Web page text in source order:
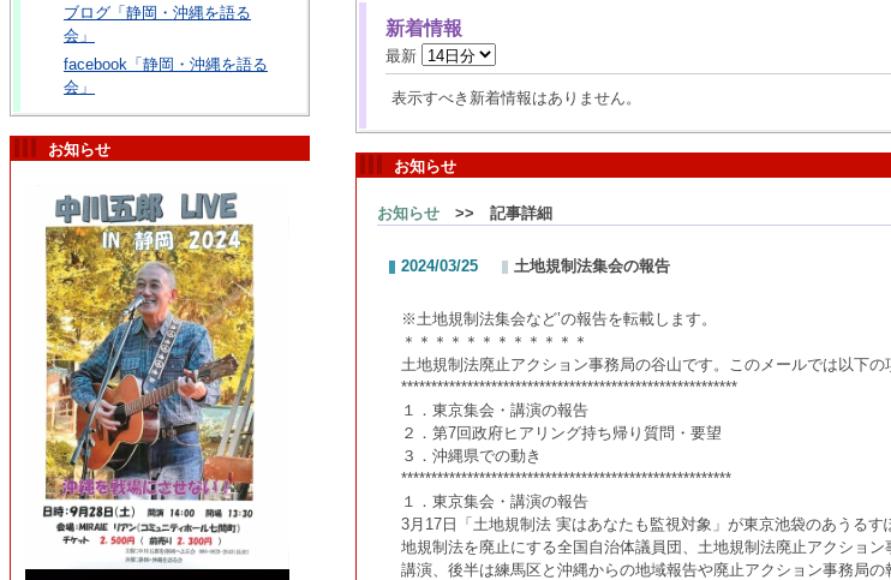
ブログ「静岡・沖縄を語る
会」
facebook「静岡・沖縄を語る
会」
お知らせ
新着情報
最新
表示すべき新着情報はありません。
お知らせ
お知らせ >> 記事詳細
2024/03/25 土地規制法集会の報告
※土地規制法集会など’の報告を転載します。
＊＊＊＊＊＊＊＊＊＊＊＊
土地規制法廃止アクション事務局の谷山です。このメールでは以下の
********************************************************
１．東京集会・講演の報告
２．第7回政府ヒアリング持ち帰り質問・要望
３．沖縄県での動き
*******************************************************
１．東京集会・講演の報告
3月17日「土地規制法 実はあなたも監視対象」が東京池袋のあうる
地規制法を廃止にする全国自治体議員団、土地規制法廃止アクショ
講演、後半は練馬区と沖縄からの地域報告や廃止アクション事務局の